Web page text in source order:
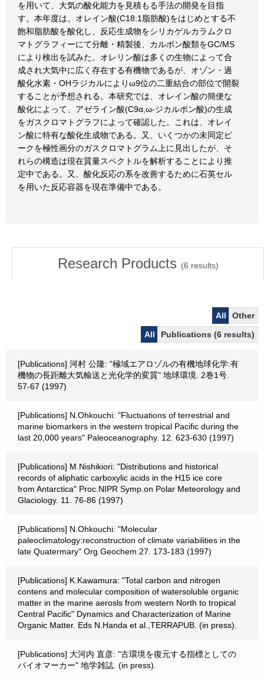
を用いて、大気の酸化能力を見積もる手法の開発を目指
す。本年度は、オレイン酸(C18:1脂肪酸)をはじめとする不
飽和脂肪酸を酸化し、反応生成物をシリカゲルカラムクロ
マトグラフィーにて分離・精製後、カルボン酸類をGC/MS
により検出を試みた。オレリン酸は多くの生物によって合
成され大気中に広く存在する有機物であるが、オゾン・過
酸化水素・OHラジカルによりω9位の二重結合の部位で開裂
することが予想される。本研究では、オレイン酸の簡便な
酸化によって、アゼライン酸(C9α,ω-ジカルボン酸)の生成
をガスクロマトグラフによって確認した。これは、オレイ
ン酸に特有な酸化生成物である。又、いくつかの未同定ピ
ークを極性画分のガスクロマトグラム上に見出したが、そ
れらの構造は現在質量スペクトルを解析することにより推
定中である。又、酸化反応の系を改善するために石英セル
を用いた反応容器を現在準備中である。
Research Products (6 results)
All
Other
All
Publications (6 results)
[Publications] 河村 公隆: "極域エアロゾルの有機地球化学:有
機物の長距離大気輸送と光化学的変質" 地球環境. 2巻1号.
57-67 (1997)
[Publications] N.Ohkouchi: "Fluctuations of terrestrial and
marine biomarkers in the western tropical Pacific during the
last 20,000 years" Paleoceanography. 12. 623-630 (1997)
[Publications] M.Nishikiori: "Distributions and historical
records of aliphatic carboxylic acids in the H15 ice core
from Antarctica" Proc.NIPR Symp.on Polar Meteorology and
Glaciology. 11. 76-86 (1997)
[Publications] N.Ohkouchi: "Molecular
paleoclimatology:reconstruction of climate variabilities in the
late Quatermary" Org.Geochem.27. 173-183 (1997)
[Publications] K.Kawamura: "Total carbon and nitrogen
contens and molecular composition of watersoluble organic
matter in the marine aerosls from western North to tropical
Central Pacific" Dynamics and Characterization of Marine
Organic Matter. Eds N.Handa et al.,TERRAPUB. (in press).
[Publications] 大河内 直彦: "古環境を復元する指標としての
バイオマーカー" 地学雑誌. (in press).